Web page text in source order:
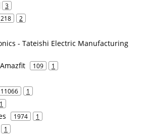
3
218 2
- Tateishi Electric Manufacturing
109 1
11066 1
1
1974 1
1